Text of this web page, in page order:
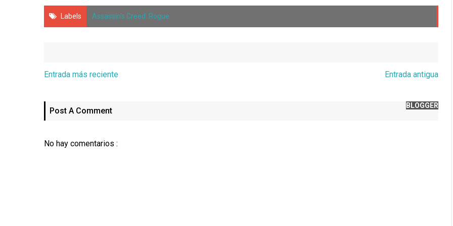
Labels Assassin's Creed: Rogue
Entrada más reciente Entrada antigua
Post A Comment
BLOGGER
No hay comentarios :